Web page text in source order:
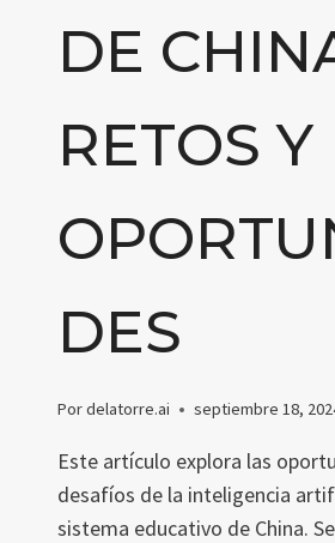
DE
RETOS Y
DES
Pordelatorre.ai septiembre 18,
Este artículo explora las
desafíos de la inteligencia
sistema educativo de China.